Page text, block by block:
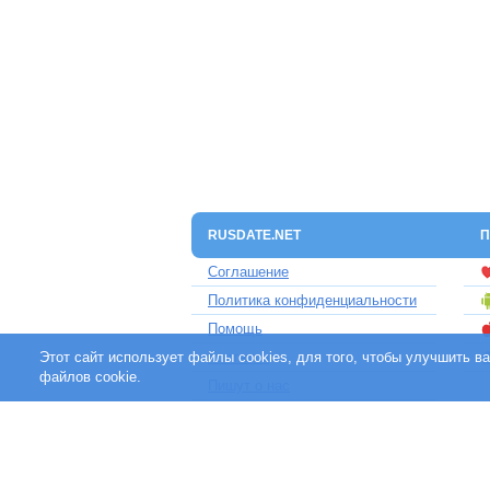
RUSDATE.NET
Соглашение
Политика конфиденциальности
Помощь
Контакты
Этот сайт использует файлы cookies, для того, чтобы улучшить
файлов cookie.